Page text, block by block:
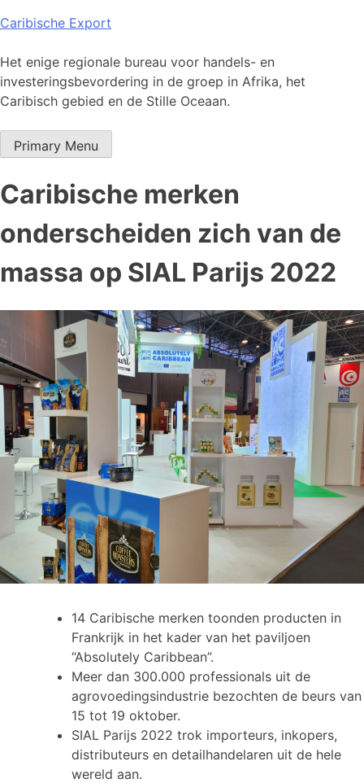
Skip
content
Caribische Export
Het enige regionale bureau voor handels- en
investeringsbevordering in de groep in Afrika, het
Caribisch gebied en de Stille Oceaan.
Primary Menu
Caribische merken
onderscheiden zich van de
massa op SIAL Parijs 2022
14 Caribische merken toonden producten in
Frankrijk in het kader van het paviljoen
“Absolutely Caribbean”.
Meer dan 300.000 professionals uit de
agrovoedingsindustrie bezochten de beurs van
15 tot 19 oktober.
SIAL Parijs 2022 trok importeurs, inkopers,
distributeurs en detailhandelaren uit de hele
wereld aan.